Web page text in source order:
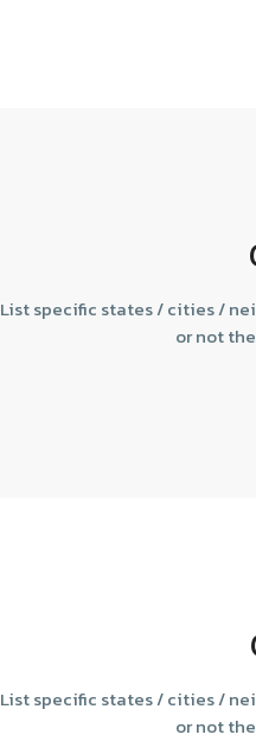
List specific states / cities /
or not
List specific states / cities /
or not